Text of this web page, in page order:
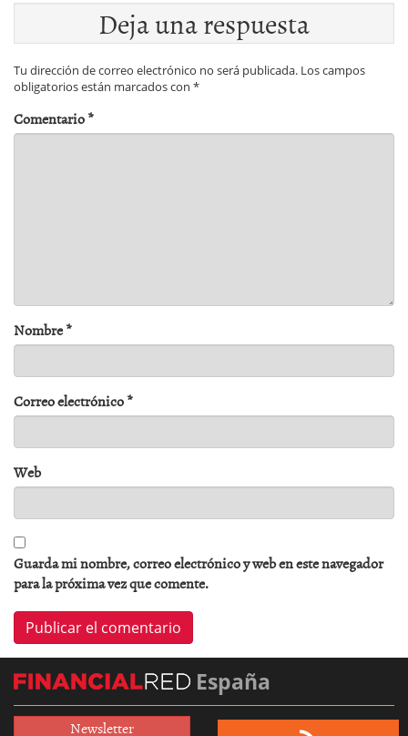
Deja una respuesta
Tu dirección de correo electrónico no será publicada. Los campos
obligatorios están marcados con *
Comentario*
Nombre*
Correo electrónico*
Web
Guarda mi nombre, correo electrónico y web en este navegador
para la próxima vez que comente.
España
Newsletter